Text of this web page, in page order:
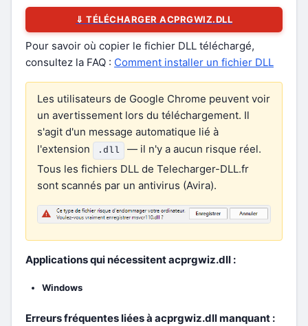
⇓ TÉLÉCHARGER ACPRGWIZ.DLL
Pour savoir où copier le fichier DLL téléchargé,
consultez la FAQ : Comment installer un fichier DLL
Les utilisateurs de Google Chrome peuvent voir
un avertissement lors du téléchargement. Il
s'agit d'un message automatique lié à
l'extension
.dll
— il n'y a aucun risque réel.
Tous les fichiers DLL de Telecharger-DLL.fr
sont scannés par un antivirus (Avira).
Applications qui nécessitent acprgwiz.dll :
Windows
Erreurs fréquentes liées à acprgwiz.dll manquant :